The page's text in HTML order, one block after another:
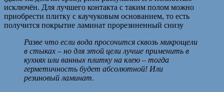
исключён. Для лучшего контакта с таким полом можно
приобрести плитку с каучуковым основанием, то есть
получится покрытие ламинат прорезиненный снизу
Разве что если вода просочится сквозь микрощели
в стыках – но для этой цели лучше применить в
кухнях или ванных плитку на клею – тогда
герметичность будет абсолютной! Или
резиновый ламинат.